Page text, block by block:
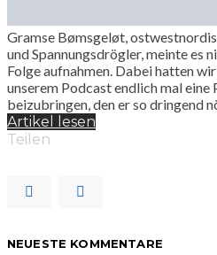
Gramse Bømsgeløt,
und Spannungsdrögler, meinte es
Folge aufnahmen. Dabei hatten
unserem Podcast endlich mal eine
beizubringen, den er so dringend
Artikel lesen
Teilen
NEUESTE KOMMENTARE